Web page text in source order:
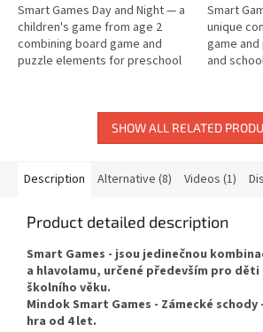
Smart Games Day and Night — a
children's game from age 2
combining board game and
puzzle elements for preschool
Smart
unique
game
and
SHOW ALL RELATED
Description Alternative (8) Videos (1)
Product detailed description
Smart Games - jsou jedinečnou
a hlavolamu, určené především pro
školního věku.
Mindok Smart Games - Zámecké
hra od 4 let.